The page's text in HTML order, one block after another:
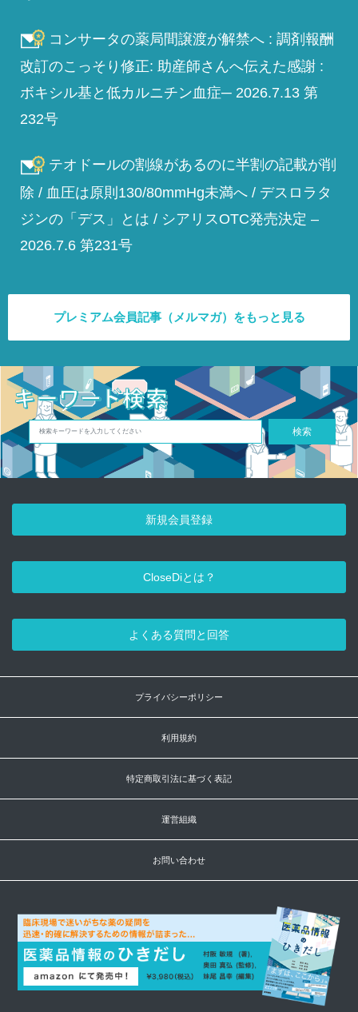
コンサータの薬局間譲渡が解禁へ : 調剤報酬
改訂のこっそり修正: 助産師さんへ伝えた感謝 :
ボキシル基と低カルニチン血症─ 2026.7.13 第
232号
テオドールの割線があるのに半割の記載が削
除 / 血圧は原則130/80mmHg未満へ / デスロラタ
ジンの「デス」とは / シアリスOTC発売決定 –
2026.7.6 第231号
プレミアム会員記事（メルマガ）をもっと見る
検索
新規会員登録
CloseDiとは？
よくある質問と回答
プライバシーポリシー
利用規約
特定商取引法に基づく表記
運営組織
お問い合わせ